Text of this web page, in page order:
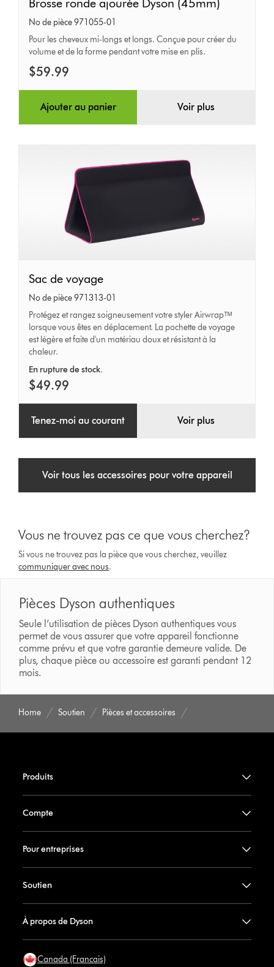
ronde
ajourée
Dyson
(45mm)
No de pièce 971055-01
Pour les cheveux mi-longs et longs. Conçue pour créer du
volume et de la forme pendant votre mise en plis.
$59.99
Ajouter au panier Voir plus
Sac
de
voyage
Sac de voyage
No de pièce 971313-01
Protégez et rangez soigneusement votre styler Airwrapᵀᴹ
lorsque vous êtes en déplacement. La pochette de voyage
est légère et faite d'un matériau doux et résistant à la
chaleur.
En rupture de stock.
$49.99
Tenez-moi au courant Voir plus
Voir tous les accessoires pour votre appareil
Vous ne trouvez pas ce que vous cherchez?
Si vous ne trouvez pas la pièce que vous cherchez, veuillez
communiquer avec nous.
Pièces Dyson authentiques
Seule l’utilisation de pièces Dyson authentiques vous
permet de vous assurer que votre appareil fonctionne
comme prévu et que votre garantie demeure valide. De
plus, chaque pièce ou accessoire est garanti pendant 12
mois.
Home Soutien Pièces et accessoires
Produits
Compte
Pour entreprises
Soutien
À propos de Dyson
Canada (Francais)